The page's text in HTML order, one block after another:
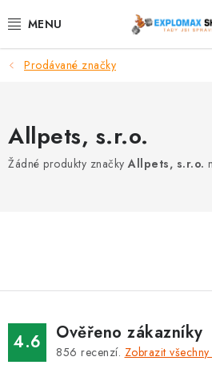
na
%AKCE
SPORTOVNÍ VÝŽIVA
ZNAČKY
Prodávané značky
Allpets, s.r.o.
Žádné produkty značkyAllpets, s.r.o.
4.6 Ověřeno zákazníky
856 recenzí. Zobrazit